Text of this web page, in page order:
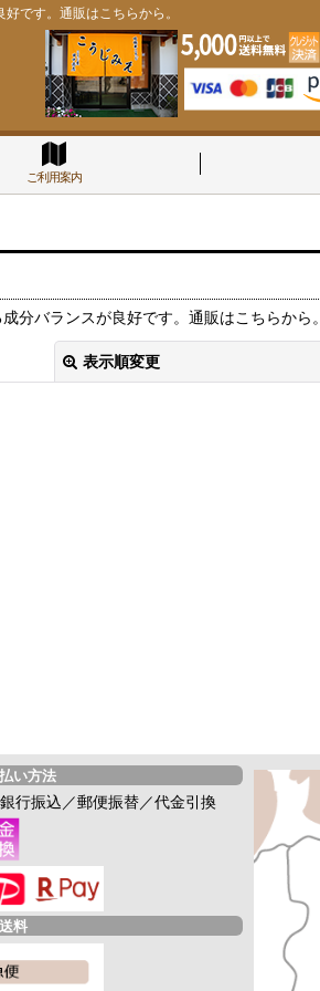
です。通販はこちらから。
ご利用案内
分バランスが良好です。通販はこちらから。
表示順変更
い方法
行振込／郵便振替／代金引換
送料